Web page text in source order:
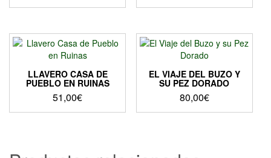
LLAVERO CASA DE
PUEBLO EN RUINAS
51,00€
EL VIAJE DEL BUZO Y
SU PEZ DORADO
80,00€